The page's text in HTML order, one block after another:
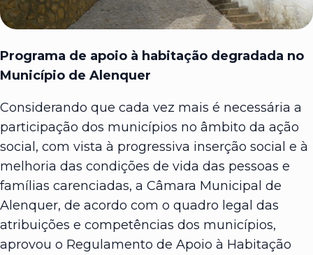
Programa de apoio à habitação degradada no
Município de Alenquer
Considerando que cada vez mais é necessária a
participação dos municípios no âmbito da ação
social, com vista à progressiva inserção social e à
melhoria das condições de vida das pessoas e
famílias carenciadas, a Câmara Municipal de
Alenquer, de acordo com o quadro legal das
atribuições e competências dos municípios,
aprovou o Regulamento de Apoio à Habitação